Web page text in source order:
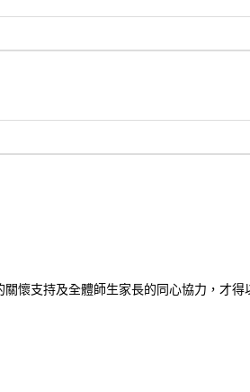
懷支持及全體師生家長的同心協力，才